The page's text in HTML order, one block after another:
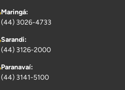
Maringá:
(44) 3026-4733
Sarandi:
(44) 3126-2000
Paranavaí:
(44) 3141-5100